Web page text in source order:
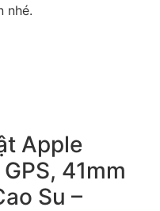
nhé.
Apple
41mm
Su –